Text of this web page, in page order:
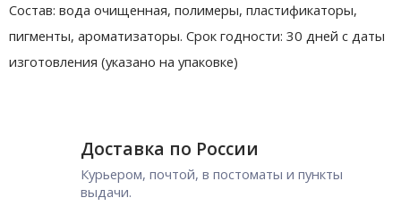
Состав: вода очищенная, полимеры, пластификаторы,
пигменты, ароматизаторы. Срок годности: 30 дней с даты
изготовления (указано на упаковке)
Доставка по России
Курьером, почтой, в постоматы и пункты
выдачи.